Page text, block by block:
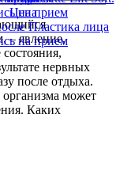
Цена
Пластика лица
на прием
на прием
– явление,
нервных
после отдыха.
может
Каких